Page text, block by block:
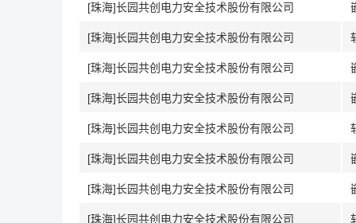
[珠海]长园共创电力安全技术股份有限公司
[珠海]长园共创电力安全技术股份有限公司
[珠海]长园共创电力安全技术股份有限公司
[珠海]长园共创电力安全技术股份有限公司
[珠海]长园共创电力安全技术股份有限公司
[珠海]长园共创电力安全技术股份有限公司
[珠海]长园共创电力安全技术股份有限公司
[珠海]长园共创电力安全技术股份有限公司